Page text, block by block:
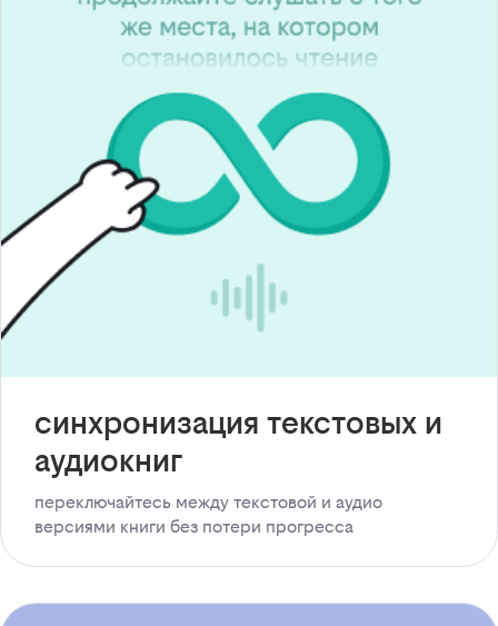
синхронизация текстовых и
аудиокниг
переключайтесь между текстовой и аудио
версиями книги без потери прогресса